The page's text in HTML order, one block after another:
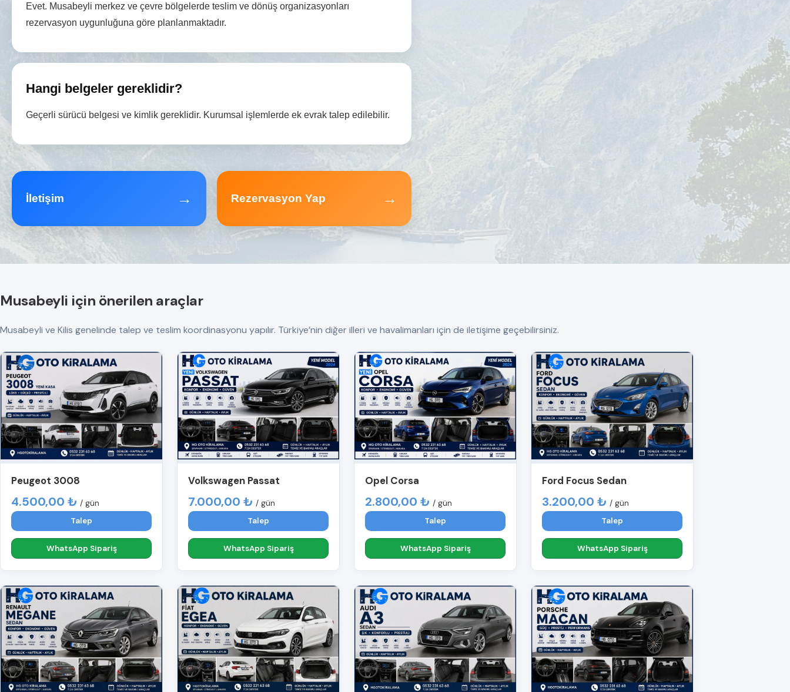
Evet. Musabeyli merkez ve çevre bölgelerde teslim ve dönüş organizasyonları
rezervasyon uygunluğuna göre planlanmaktadır.
Hangi belgeler gereklidir?
Geçerli sürücü belgesi ve kimlik gereklidir. Kurumsal işlemlerde ek evrak talep edilebilir.
İletişim → Rezervasyon Yap →
Musabeyli için önerilen araçlar
Musabeyli ve Kilis genelinde talep ve teslim koordinasyonu yapılır. Türkiye’nin diğer illeri ve havalimanları için de iletişime geçebilirsiniz.
Peugeot 3008
4.500,00 ₺ / gün
Talep
WhatsApp Sipariş
Volkswagen Passat
7.000,00 ₺ / gün
Talep
WhatsApp Sipariş
Opel Corsa
2.800,00 ₺ / gün
Talep
WhatsApp Sipariş
Ford Focus Sedan
3.200,00 ₺ / gün
Talep
WhatsApp Sipariş